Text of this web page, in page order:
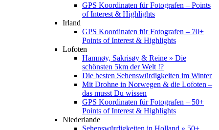
GPS Koordinaten für Fotografen – Points
of Interest & Highlights
Irland
GPS Koordinaten für Fotografen – 70+
Points of Interest & Highlights
Lofoten
Hamnøy, Sakrisøy & Reine » Die
schönsten 5km der Welt !?
Die besten Sehenswürdigkeiten im Winter
Mit Drohne in Norwegen & die Lofoten –
das musst Du wissen
GPS Koordinaten für Fotografen – 50+
Points of Interest & Highlights
Niederlande
Sehenswürdigkeiten in Holland » 50+